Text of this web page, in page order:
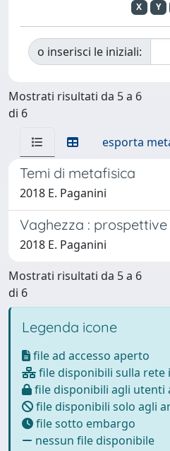
X
Y
o inserisci le iniziali:
Mostrati risultati da 5 a 6
di 6
esporta
Temi di metafisica
2018 E. Paganini
Vaghezza :
2018 E. Paganini
Mostrati risultati da 5 a 6
di 6
Legenda icone
file ad accesso aperto
file disponibili sulla rete
file disponibili agli utenti
file disponibili solo agli
file sotto embargo
nessun file disponibile